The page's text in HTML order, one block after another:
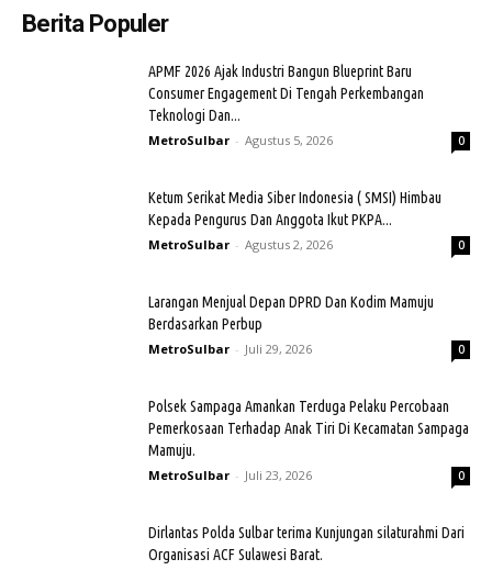
Berita Populer
APMF 2026 Ajak Industri Bangun Blueprint Baru
Consumer Engagement Di Tengah Perkembangan
Teknologi Dan...
MetroSulbar - Agustus 5, 2026 0
Ketum Serikat Media Siber Indonesia ( SMSI) Himbau
Kepada Pengurus Dan Anggota Ikut PKPA...
MetroSulbar - Agustus 2, 2026 0
Larangan Menjual Depan DPRD Dan Kodim Mamuju
Berdasarkan Perbup
MetroSulbar - Juli 29, 2026 0
Polsek Sampaga Amankan Terduga Pelaku Percobaan
Pemerkosaan Terhadap Anak Tiri Di Kecamatan Sampaga
Mamuju.
MetroSulbar - Juli 23, 2026 0
Dirlantas Polda Sulbar terima Kunjungan silaturahmi Dari
Organisasi ACF Sulawesi Barat.